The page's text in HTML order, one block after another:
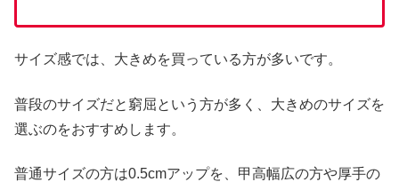
サイズ感では、大きめを買っている方が多いです。
普段のサイズだと窮屈という方が多く、大きめのサイズを
選ぶのをおすすめします。
普通サイズの方は0.5cmアップを、甲高幅広の方や厚手の